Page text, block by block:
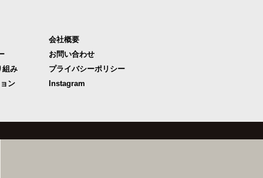
組み
ン
会社概要
お問い合わせ
プライバシーポリシー
Instagram